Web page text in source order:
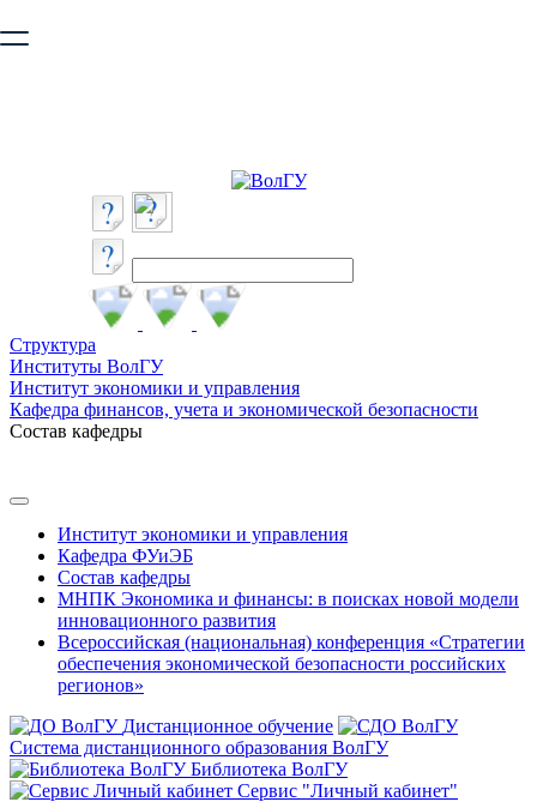
безопасную работу с сайтом. Пожалуйста
Структура
Институты ВолГУ
Институт экономики и управления
Кафедра финансов, учета и экономической безопасности
Состав кафедры
Институт экономики и управления
Кафедра ФУиЭБ
Состав кафедры
МНПК Экономика и финансы: в поисках новой модели
инновационного развития
Всероссийская (национальная) конференция «Стратегии
обеспечения экономической безопасности российских
регионов»
Дистанционное обучение
Система дистанционного образования ВолГУ
Библиотека ВолГУ
Сервис "Личный кабинет"